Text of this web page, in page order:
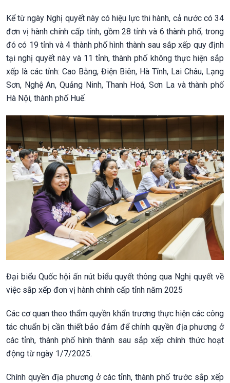
Kể từ ngày Nghị quyết này có hiệu lực thi hành, cả nước có 34
đơn vị hành chính cấp tỉnh, gồm 28 tỉnh và 6 thành phố; trong
đó có 19 tỉnh và 4 thành phố hình thành sau sắp xếp quy định
tại nghị quyết này và 11 tỉnh, thành phố không thực hiện sắp
xếp là các tỉnh: Cao Bằng, Điện Biên, Hà Tĩnh, Lai Châu, Lạng
Sơn, Nghệ An, Quảng Ninh, Thanh Hoá, Sơn La và thành phố
Hà Nội, thành phố Huế.
Đại biểu Quốc hội ấn nút biểu quyết thông qua Nghị quyết về
việc sắp xếp đơn vị hành chính cấp tỉnh năm 2025
Các cơ quan theo thẩm quyền khẩn trương thực hiện các công
tác chuẩn bị cần thiết bảo đảm để chính quyền địa phương ở
các tỉnh, thành phố hình thành sau sắp xếp chính thức hoạt
động từ ngày 1/7/2025.
Chính quyền địa phương ở các tỉnh, thành phố trước sắp xếp